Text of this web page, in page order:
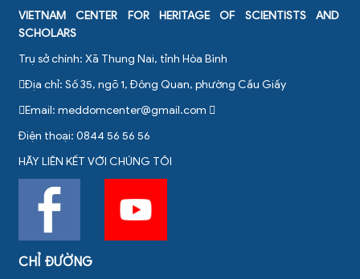
VIETNAM CENTER FOR HERITAGE OF SCIENTISTS AND
SCHOLARS
Trụ sở chính: Xã Thung Nai, tỉnh Hòa Bình
Địa chỉ: Số 35, ngõ 1, Đông Quan, phường Cầu Giấy
Email: meddomcenter@gmail.com
Điện thoại: 0844 56 56 56
HÃY LIÊN KẾT VỚI CHÚNG TÔI
CHỈ ĐƯỜNG